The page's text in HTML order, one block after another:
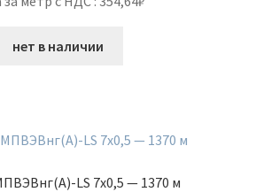
нет в наличии
LS 7х0,5 — 1370 м